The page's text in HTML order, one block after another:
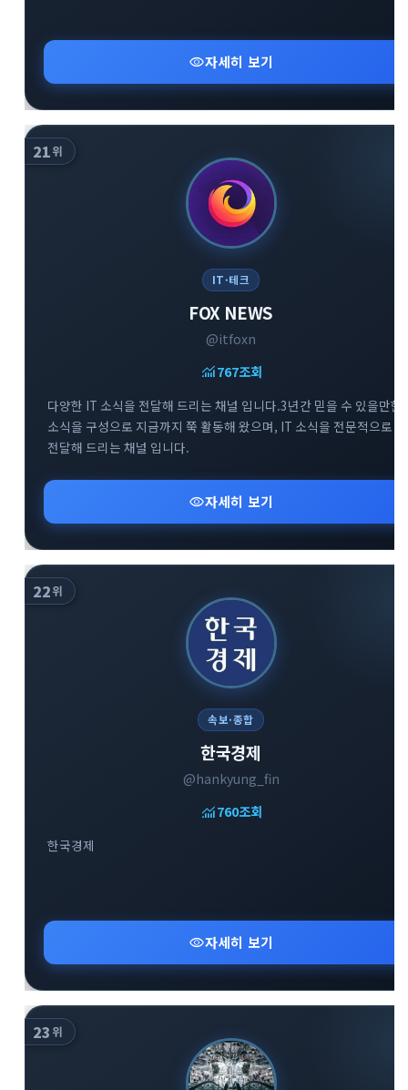
visibility자세히 보기
21위
IT·테크
FOX NEWS
@itfoxn
monitoring767조회
다양한 IT 소식을 전달해 드리는 채널 입니다.3년간 믿을 수 있을만한
소식을 구성으로 지금까지 쭉 활동해 왔으며, IT 소식을 전문적으로
전달해 드리는 채널 입니다.
visibility자세히 보기
22위
속보·종합
한국경제
@hankyung_fin
monitoring760조회
한국경제
visibility자세히 보기
23 위
지갑·미니앱
Home 바로가기 arrow_forward